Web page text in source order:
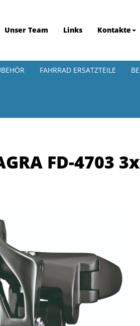
Unser Team Links Kontakte
FAHRRAD ERSATZTEILE
FD-4703